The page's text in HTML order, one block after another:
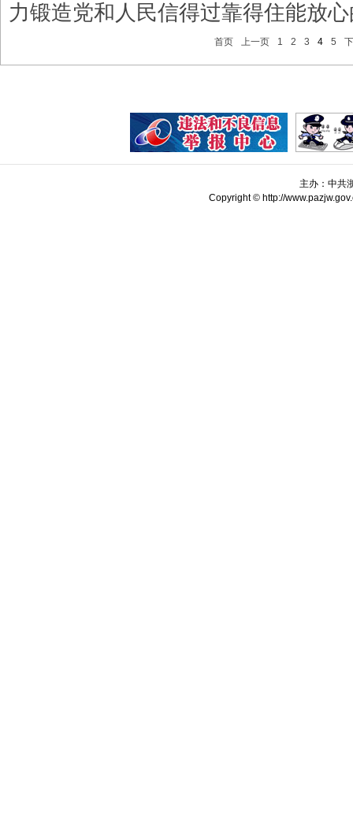
力锻造党和人民信得过靠得住能放
首页 上一页 1 2 3 4 5
主办：中共
Copyright © http://